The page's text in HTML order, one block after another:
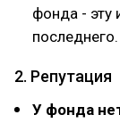
фонда - эту
последнего.
2. Репутация
У фонда